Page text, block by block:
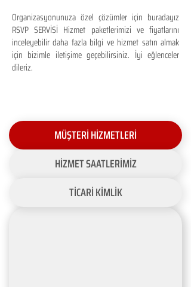
Organizasyonunuza özel çözümler için buradayız
RSVP SERVİSİ Hizmet paketlerimizi ve fiyatlarını
inceleyebilir daha fazla bilgi ve hizmet satın almak
için bizimle iletişime geçebilirsiniz. İyi eğlenceler
dileriz.
MÜŞTERİ HİZMETLERİ
HİZMET SAATLERİMİZ
TİCARİ KİMLİK